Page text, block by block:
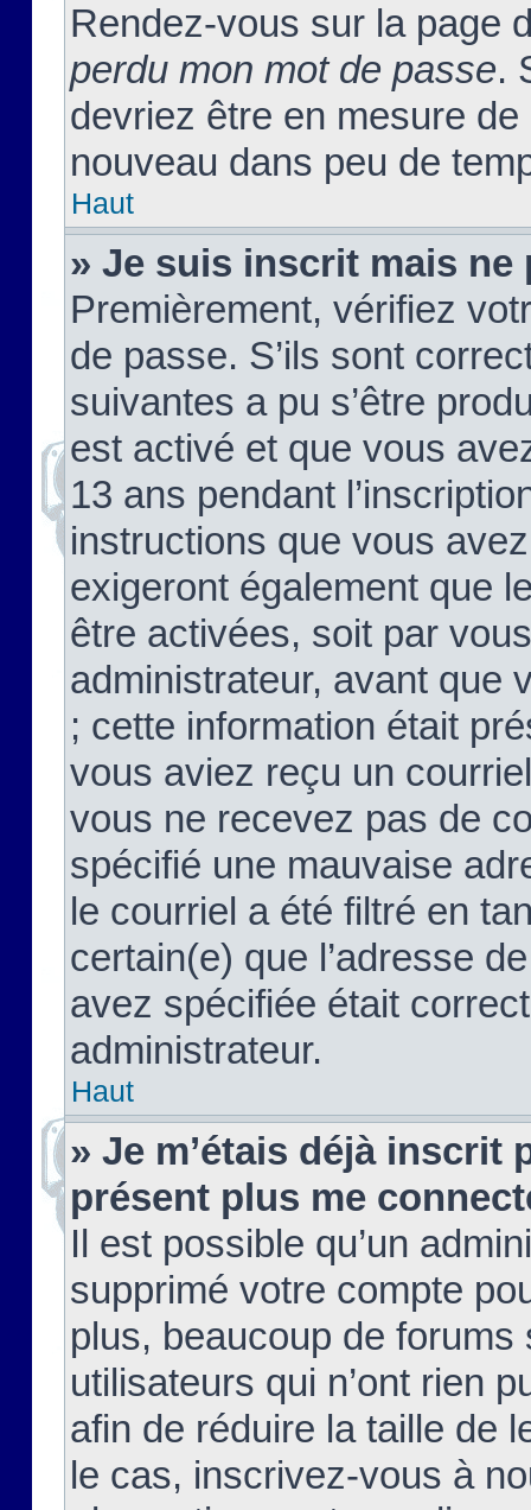
Rendez-vous sur la page
perdu mon mot de passe.
devriez être en mesure
nouveau dans peu de
Haut
» Je suis inscrit mais ne
Premièrement, vérifiez
de passe. S’ils sont
suivantes a pu s’être
est activé et que vous
13 ans pendant
instructions que vous
exigeront également que
être activées, soit par
administrateur, avant que
; cette information était
vous aviez reçu un
vous ne recevez pas de
spécifié une mauvaise
le courriel a été filtré en
certain(e) que l’adresse
avez spécifiée était
administrateur.
Haut
» Je m’étais déjà inscrit
présent plus me
Il est possible qu’un
supprimé votre compte
plus, beaucoup de
utilisateurs qui n’ont rien
afin de réduire la taille de
le cas, inscrivez-vous à